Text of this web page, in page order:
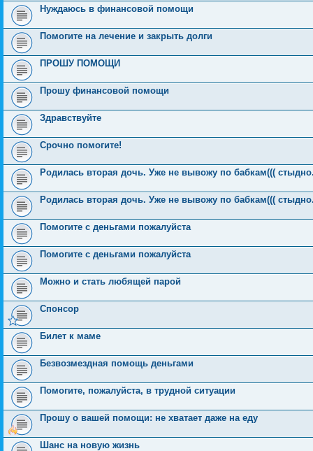
Нуждаюсь в финансовой помощи
Помогите на лечение и закрыть долги
ПРОШУ ПОМОЩИ
Прошу финансовой помощи
Здравствуйте
Срочно помогите!
Родилась вторая дочь. Уже не вывожу по бабкам(((
Родилась вторая дочь. Уже не вывожу по бабкам(((
Помогите с деньгами пожалуйста
Помогите с деньгами пожалуйста
Можно и стать любящей парой
Спонсор
Билет к маме
Безвозмездная помощь деньгами
Помогите, пожалуйста, в трудной ситуации
Прошу о вашей помощи: не хватает даже на еду
Шанс на новую жизнь